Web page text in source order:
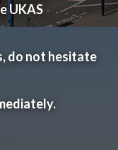
UKAS
do not hesitate